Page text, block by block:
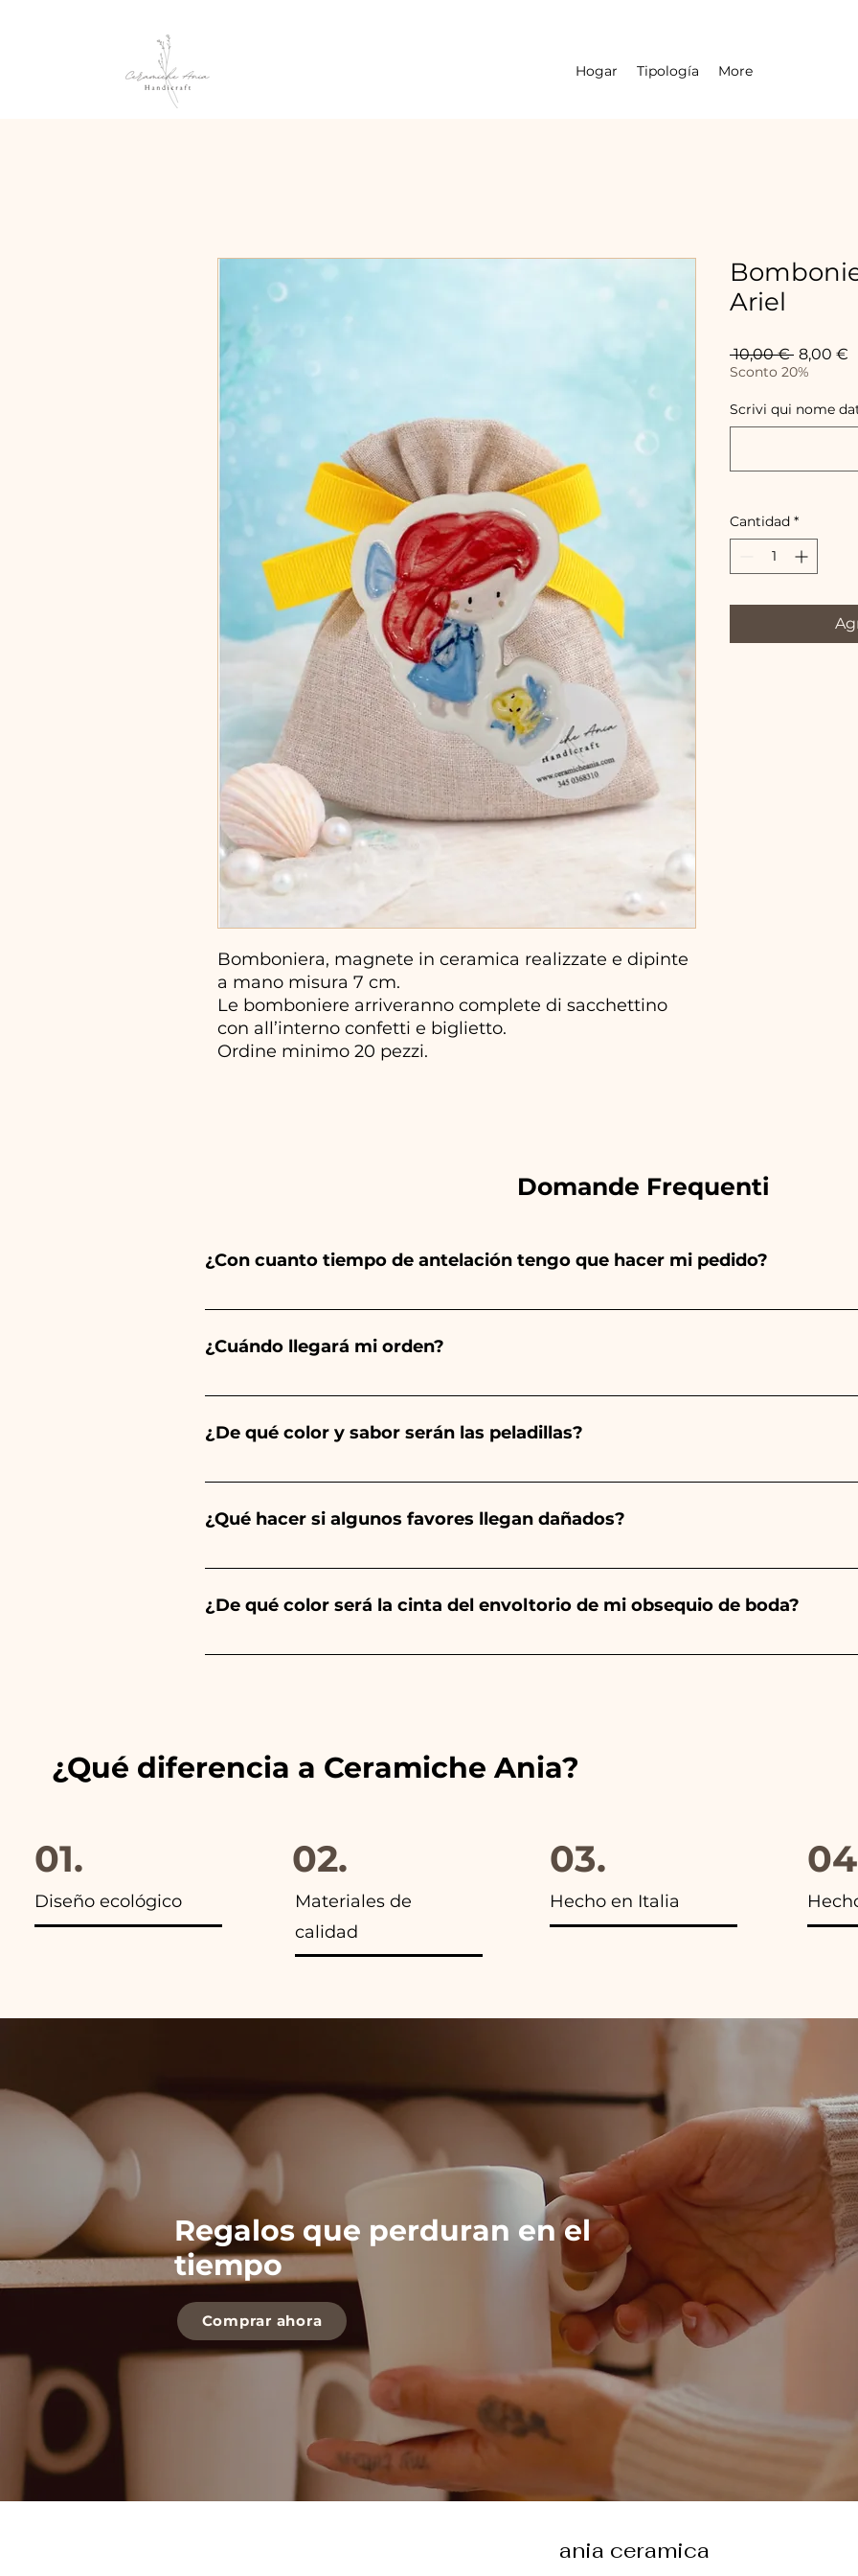
Hogar Tipología More
Bomboniera, magnete in ceramica realizzate e dipinte
a mano misura 7 cm.
Le bomboniere arriveranno complete di sacchettino
con all’interno confetti e biglietto.
Ordine minimo 20 pezzi.
Ariel
10,00 € Precio
8,00 €
Sconto 20%
Scrivi qui nome
Cantidad *
Domande Frequenti
¿Con cuanto tiempo de antelación tengo que hacer mi pedido?
Ceramiche Ania crea y pinta totalmente a mano, ¡por lo que su creación lleva
tu evento es antes de los horarios indicados, ¡contáctanos para solicitar información
¿Cuándo llegará mi orden?
Se garantiza la recepción del pedido 10/15 días antes del evento.
¿De qué color y sabor serán las peladillas?
El sabor de las peladillas siempre será almendrado, el color varía según el tipo de
Comunión, Confirmación y Boda será de color blanco. - Para Graduación, será Rojo
¿Qué hacer si algunos favores llegan dañados?
Llevamos muchos años en el sector y sabemos cuidar tus pedidos pero si algo se
¿De qué color será la cinta del envoltorio de mi obsequio de boda?
Siempre combinamos los colores de las cintas con los colores del detalle de boda
¿Qué diferencia a Ceramiche Ania?
01.
Diseño ecológico
02.
Materiales de
calidad
03.
Hecho en Italia
Regalos que perduran en el
tiempo
Comprar ahora
ania ceramica